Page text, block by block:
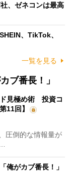
、ゼネコンは最高
、TikTok、
一覧を見る
ブ番長！」
ド見極め術 投資コ
11回】
圧倒的な情報量が
俺がカブ番長！」